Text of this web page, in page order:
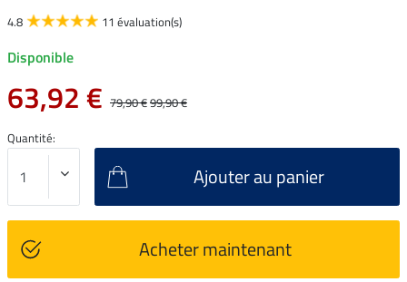
4.8 11 évaluation(s)
Disponible
63,92 € 79,90 €99,90 €
Quantité:
Ajouter au panier
Acheter maintenant